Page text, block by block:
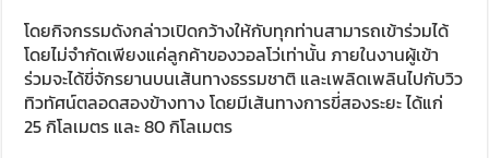
โดยกิจกรรมดังกล่าวเปิดกว้างให้กับทุกท่านสามารถเข้าร่วมได้
โดยไม่จำกัดเพียงแค่ลูกค้าของวอลโว่เท่านั้น ภายในงานผู้เข้า
ร่วมจะได้ขี่จักรยานบนเส้นทางธรรมชาติ และเพลิดเพลินไปกับวิว
ทิวทัศน์ตลอดสองข้างทาง โดยมีเส้นทางการขี่สองระยะ ได้แก่
25 กิโลเมตร และ 80 กิโลเมตร